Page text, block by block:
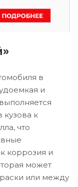
в
и
кузова к
что
коррозия и
может
или между